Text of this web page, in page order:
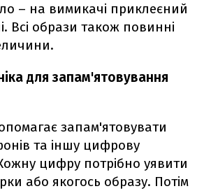
– на вимикачі приклеєний
Всі образи також повинні
для запам'ятовування
запам'ятовувати
та іншу цифрову
цифру потрібно уявити
або якогось образу. Потім